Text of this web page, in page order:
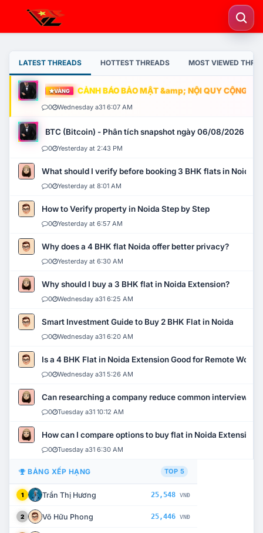
LATEST THREADS HOTTEST THREADS MOST VIEWED
VÀNG CẢNH BÁO BẢO MẬT &amp; NỘI QUY CỘNG
0 Wednesday a31 6:07 AM
BTC (Bitcoin) - Phân tích snapshot ngày 06/08/2026
0 Yesterday at 2:43 PM
What should I verify before booking 3 BHK flats in Noida?
0 Yesterday at 8:01 AM
How to Verify property in Noida Step by Step
0 Yesterday at 6:57 AM
Why does a 4 BHK flat Noida offer better privacy?
0 Yesterday at 6:30 AM
Why should I buy a 3 BHK flat in Noida Extension?
0 Wednesday a31 6:25 AM
Smart Investment Guide to Buy 2 BHK Flat in Noida
0 Wednesday a31 6:20 AM
Is a 4 BHK Flat in Noida Extension Good for Remote Work?
0 Wednesday a31 5:26 AM
Can researching a company reduce common interview
0 Tuesday a31 10:12 AM
How can I compare options to buy flat in Noida Extension?
0 Tuesday a31 6:30 AM
BẢNG XẾP HẠNG TOP 5
1 Trần Thị Hương 25,548 VNĐ
2 Võ Hữu Phong 25,446 VNĐ